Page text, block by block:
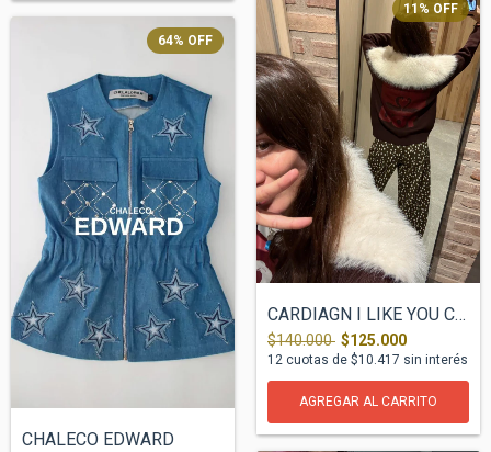
64% OFF
CHALECO EDWARD
11 % OFF
CARDIAGN I LIKE YOU Choco
$140.000 $125.000
12 cuotas de $10.417 sin interés